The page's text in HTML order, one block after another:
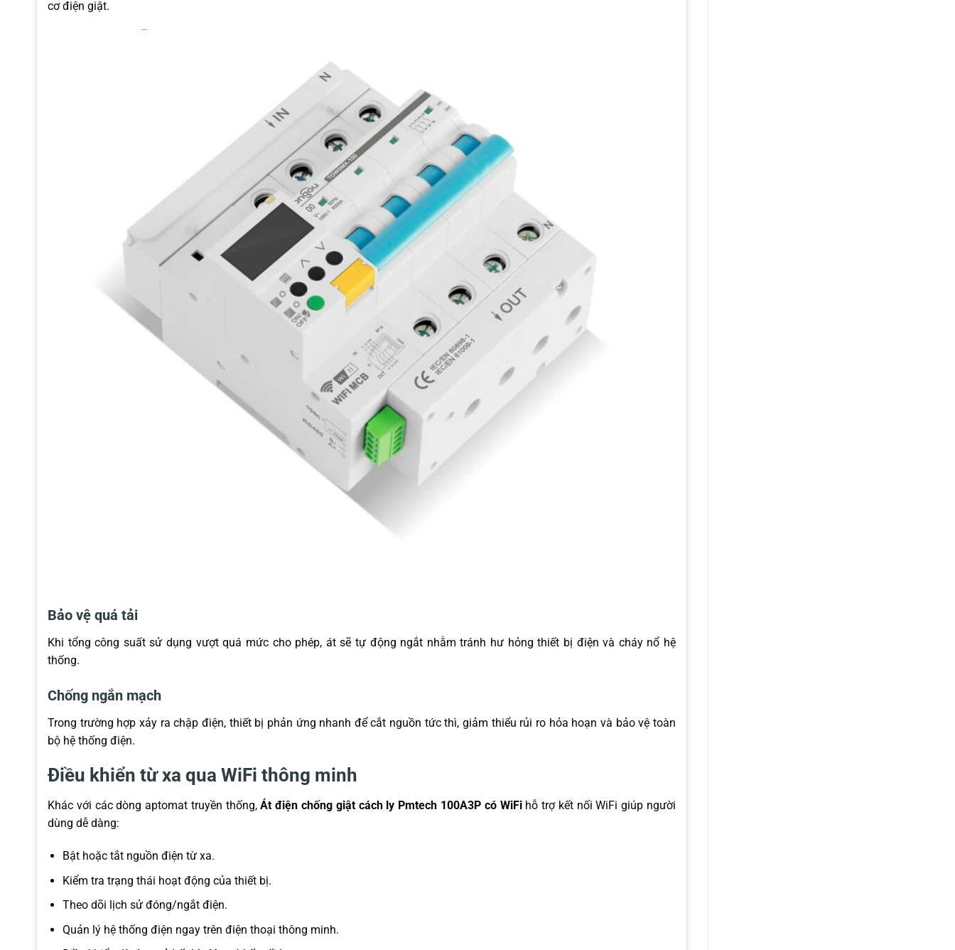
cơ điện giật.
Bảo vệ quá tải
Khi tổng công suất sử dụng vượt quá mức cho phép, át sẽ tự động ngắt nhằm tránh hư hỏng thiết bị điện và cháy nổ hệ
thống.
Chống ngắn mạch
Trong trường hợp xảy ra chập điện, thiết bị phản ứng nhanh để cắt nguồn tức thì, giảm thiểu rủi ro hỏa hoạn và bảo vệ toàn
bộ hệ thống điện.
Điều khiển từ xa qua WiFi thông minh
Khác với các dòng aptomat truyền thống,Át điện chống giật cách ly Pmtech 100A3P có WiFihỗ trợ kết nối WiFi giúp người
dùng dễ dàng:
Bật hoặc tắt nguồn điện từ xa.
Kiểm tra trạng thái hoạt động của thiết bị.
Theo dõi lịch sử đóng/ngắt điện.
Quản lý hệ thống điện ngay trên điện thoại thông minh.